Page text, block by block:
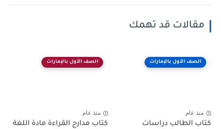
مقالات قد تهمك
الصف الأول بالإمارات
منذ عام
كتاب الطالب دراسات
الصف الأول بالإمارات
منذ عام
كتاب مدارج القراءة مادة اللغة